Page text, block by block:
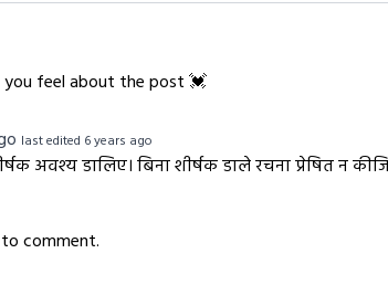
feel about the post 💓
last edited 6 years ago
अवश्य डालिए। बिना शीर्षक डाले रचना प्रेषित न
to comment.